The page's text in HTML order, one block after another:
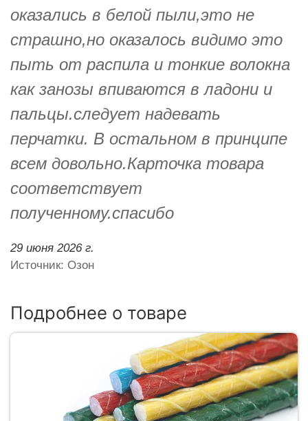
оказались в белой пыли,это не
страшно,но оказалось видимо это
пыть от распила и тонкие волокна
как занозы впиваются в ладони и
пальцы.следует надевать
перчатки. В остальном в принципе
всем довольно.Карточка товара
соответствует
полученному.спасибо
29 июня 2026 г.
Источник: Озон
Подробнее о товаре